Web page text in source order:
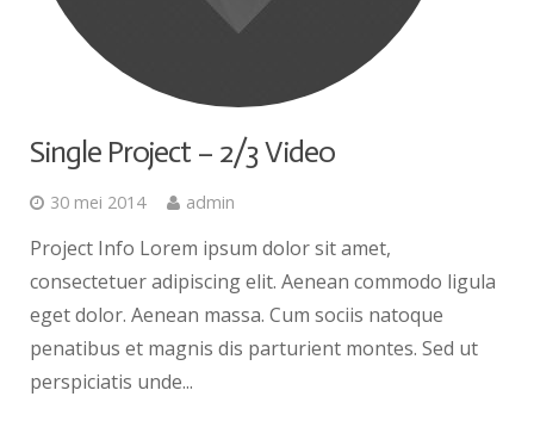
Single Project – 2/3 Video
30 mei 2014 admin
Project Info Lorem ipsum dolor sit amet,
consectetuer adipiscing elit. Aenean commodo ligula
eget dolor. Aenean massa. Cum sociis natoque
penatibus et magnis dis parturient montes. Sed ut
perspiciatis unde...